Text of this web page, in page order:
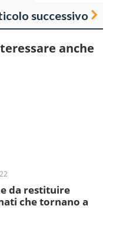
successivo
anche
da restituire
che tornano a